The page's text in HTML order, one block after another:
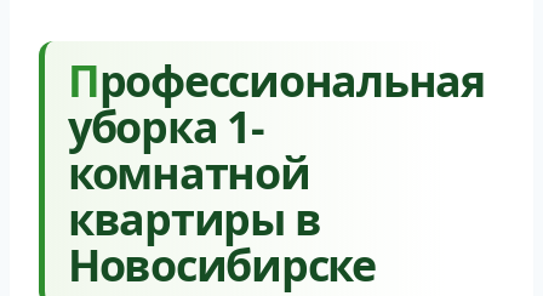
Профессиональная
уборка 1-
комнатной
квартиры в
Новосибирске